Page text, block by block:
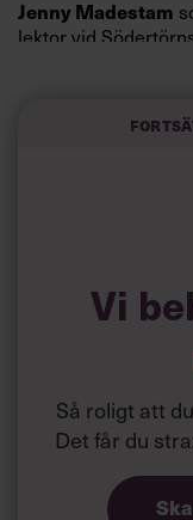
Jenny Madestam
lektor vid
kompetenta och
spelevink i
önskningar som
Vi
Så roligt att
Det får du